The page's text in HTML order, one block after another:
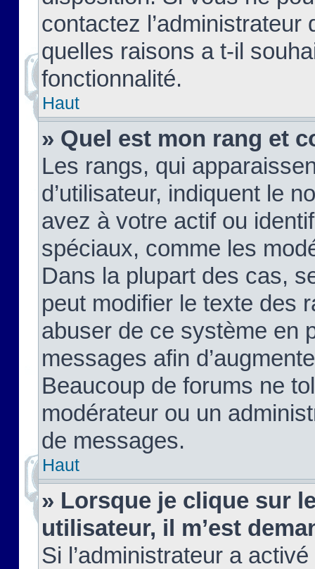
contactez
quelles raisons a t-il
fonctionnalité.
Haut
» Quel est mon rang et
Les rangs, qui
d’utilisateur, indiquent le
avez à votre actif ou
spéciaux, comme les
Dans la plupart des cas,
peut modifier le texte des
abuser de ce système en
messages afin
Beaucoup de forums ne
modérateur ou un
de messages.
Haut
» Lorsque je clique sur
utilisateur, il m’est
Si l’administrateur a